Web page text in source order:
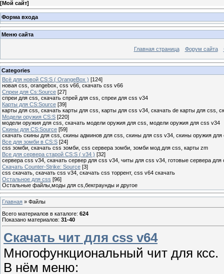
[Мой сайт]
Форма входа
Меню сайта
Главная страница Форум сайта
Categories
Всё для новой CS:S ( OrangeBox ) [124]
новая css, orangebox, css v66, скачать css v66
Спреи для Cs:Source [27]
спреи для css, скачать спрей для css, спреи для css v34
Карты для CS:Source [39]
карты для css, скачать карты для css, карты для css v34, скачать de карты для css,
Модели оружия CS:S [220]
модели оружия для css, скачать модели оружия для css, модели оружия для css v34
Скины для CS:Source [59]
скачать скины для css, скины админов для css, скины для css v34, скины оружия
Все для зомби в CS:S [24]
css зомби, скачать css зомби, css сервера зомби, зомби мод для css, карты zm
Все для сервера старой CS:S ( v34 ) [32]
сервера css v34, скачать сервер для css v34, читы для css v34, готовые сервера
Скачать Counter-Strike: Source [3]
css скачать, скачать css v34, скачать css торрент, css v64 скачать
Остальное для css [96]
Остальные файлы,моды для cs,бекграунды и другое
Главная » Файлы
Всего материалов в каталоге: 624
Показано материалов: 31-40
Скачать чит для css v64
Многофункциональный чит для ксс.
В нём меню: